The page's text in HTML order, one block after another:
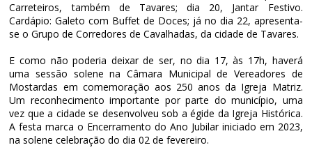
Carreteiros, também de Tavares; dia 20, Jantar Festivo.
Cardápio: Galeto com Buffet de Doces; já no dia 22, apresenta-
se o Grupo de Corredores de Cavalhadas, da cidade de Tavares.
E como não poderia deixar de ser, no dia 17, às 17h, haverá
uma sessão solene na Câmara Municipal de Vereadores de
Mostardas em comemoração aos 250 anos da Igreja Matriz.
Um reconhecimento importante por parte do município, uma
vez que a cidade se desenvolveu sob a égide da Igreja Histórica.
A festa marca o Encerramento do Ano Jubilar iniciado em 2023,
na solene celebração do dia 02 de fevereiro.